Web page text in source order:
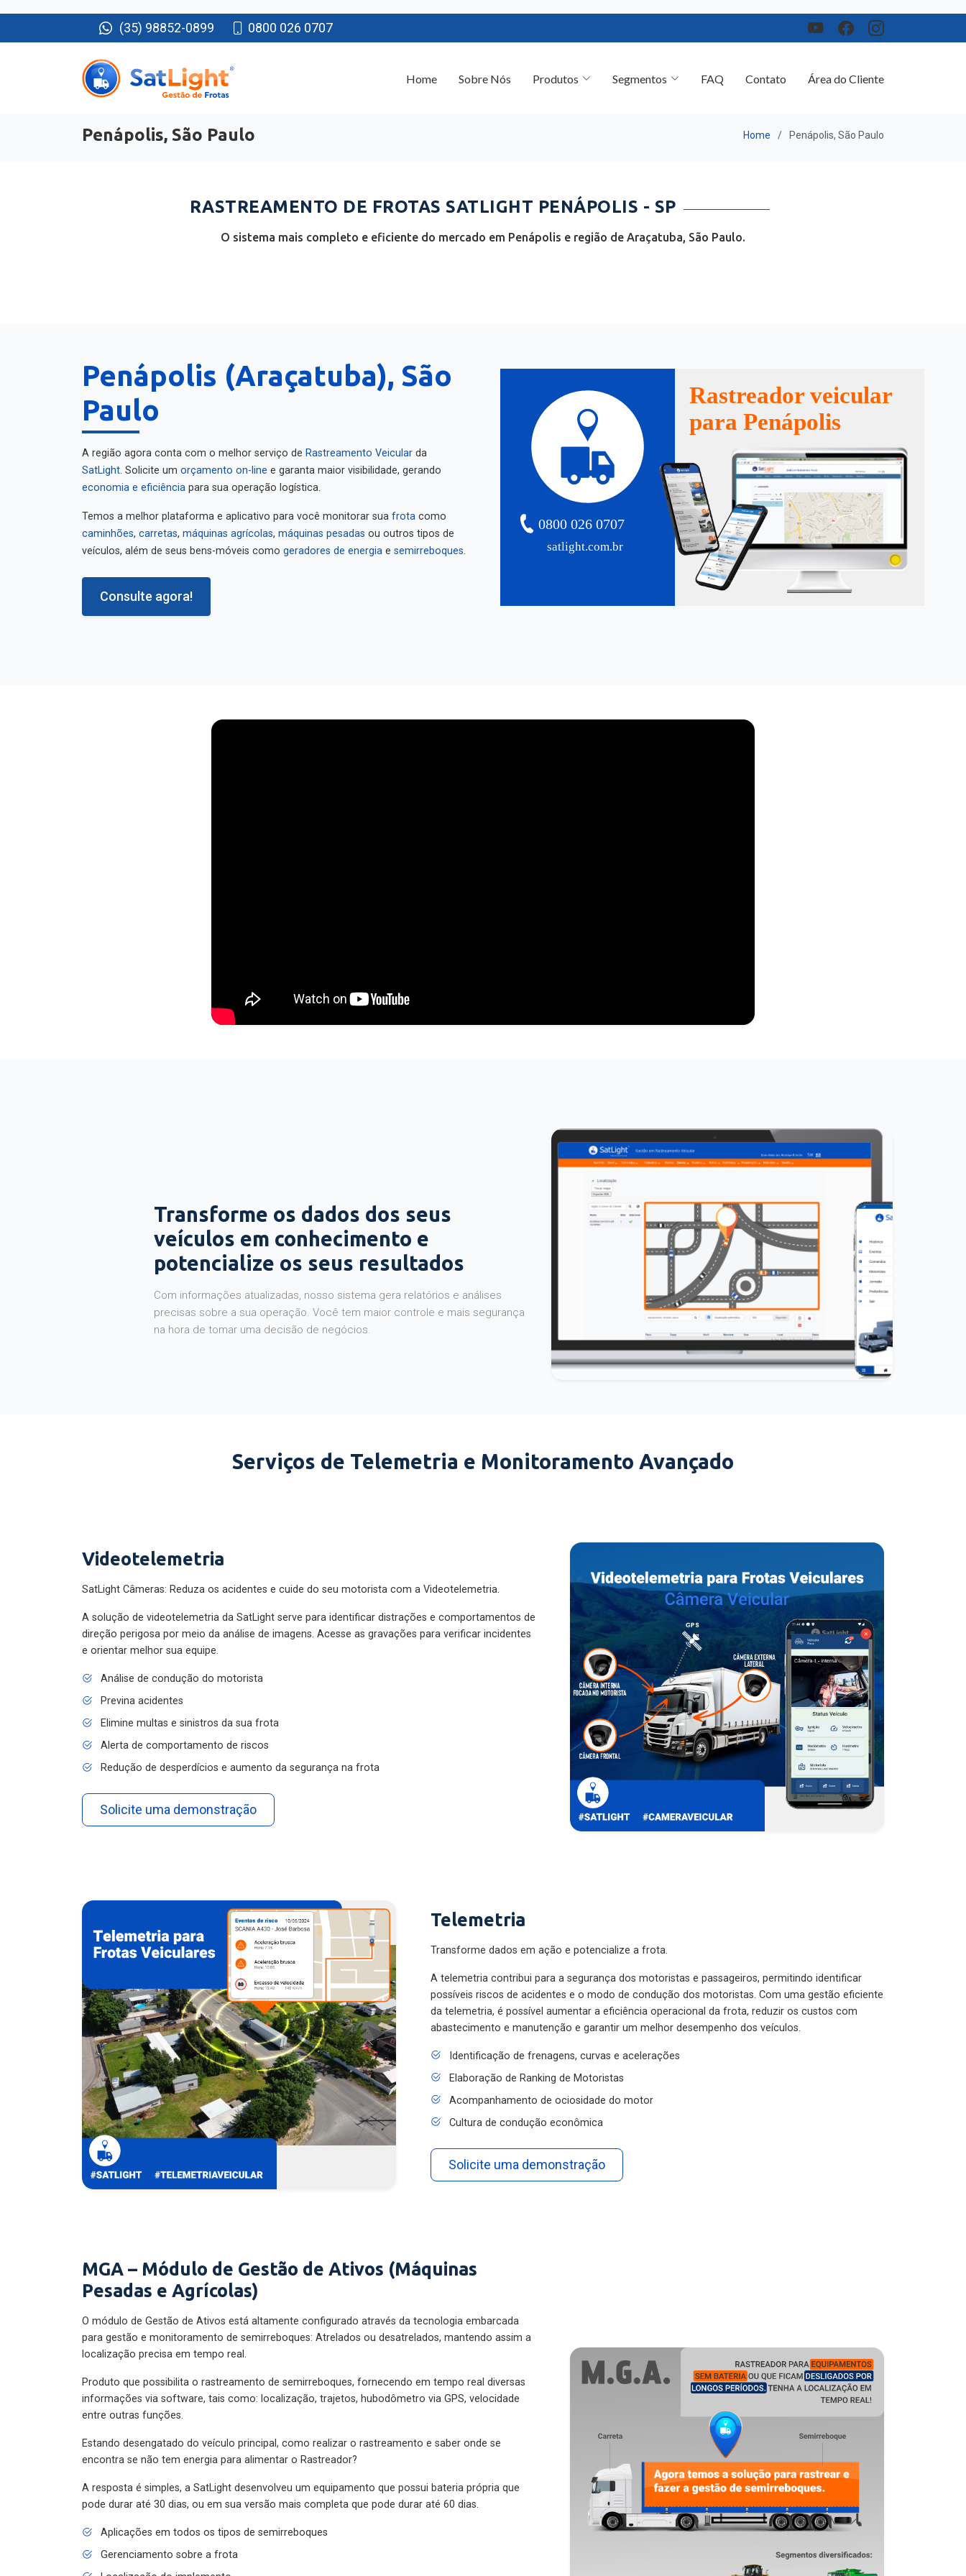
(35) 98852-0899 0800 026 0707
Penápolis, São Paulo
RASTREAMENTO DE FROTAS SATLIGHT PENÁPOLIS - SP
O sistema mais completo e eficiente do mercado em Penápolis e região de Araçatuba, São Paulo.
Penápolis (Araçatuba), São
Paulo
A região agora conta com o melhor serviço de Rastreamento Veicular
da
SatLight
. Solicite um orçamento on-line
e garanta maior visibilidade, gerando
economia e eficiência
para sua operação logística.
Temos a melhor plataforma e aplicativo para você monitorar sua frota
caminhões
máquinas agrícolas máquinas pesadas
ou outros tipos de
veículos, além de seus bens-móveis como
geradores de energia semirreboques
Consulte agora!
satlight.com.br
0800 026 0707
Rastreador veicular
para Penápolis
Transforme os dados dos seus
veículos em conhecimento e
potencialize os seus resultados
Com informações atualizadas, nosso sistema gera relatórios e análises
precisas sobre a sua operação. Você tem maior controle e mais segurança
na hora de tomar uma decisão de negócios.
Serviços de Telemetria e Monitoramento Avançado
Videotelemetria
SatLight Câmeras: Reduza os acidentes e cuide do seu motorista com a Videotelemetria.
A solução de videotelemetria da SatLight serve para identificar distrações e comportamentos de
direção perigosa por meio da análise de imagens. Acesse as gravações para verificar incidentes
e orientar melhor sua equipe.
Análise de condução do motorista
Previna acidentes
Elimine multas e sinistros da sua frota
Alerta de comportamento de riscos
Redução de desperdícios e aumento da segurança na frota
Solicite uma demonstração
Telemetria
Transforme dados em ação e potencialize a frota.
A telemetria contribui para a segurança dos motoristas e passageiros, permitindo identificar
possíveis riscos de acidentes e o modo de condução dos motoristas. Com uma gestão eficiente
da telemetria, é possível aumentar a eficiência operacional da frota, reduzir os custos com
abastecimento e manutenção e garantir um melhor desempenho dos veículos.
Identificação de frenagens, curvas e acelerações
Elaboração de Ranking de Motoristas
Acompanhamento de ociosidade do motor
Cultura de condução econômica
Solicite uma demonstração
MGA – Módulo de Gestão de Ativos (Máquinas
Pesadas e Agrícolas)
O módulo de Gestão de Ativos está altamente configurado através da tecnologia embarcada
para gestão e monitoramento de semirreboques: Atrelados ou desatrelados, mantendo assim a
localização precisa em tempo real.
Produto que possibilita o rastreamento de semirreboques, fornecendo em tempo real diversas
informações via software, tais como: localização, trajetos, hubodômetro via GPS, velocidade
entre outras funções.
Estando desengatado do veículo principal, como realizar o rastreamento e saber onde se
encontra se não tem energia para alimentar o Rastreador?
A resposta é simples, a SatLight desenvolveu um equipamento que possui bateria própria que
pode durar até 30 dias, ou em sua versão mais completa que pode durar até 60 dias.
Aplicações em todos os tipos de semirreboques
Gerenciamento sobre a frota
Localização do implemento